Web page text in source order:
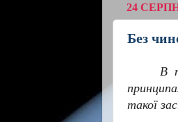
24
Без
В
такої